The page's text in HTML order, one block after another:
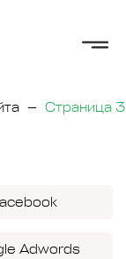
Страница 3
Adwords